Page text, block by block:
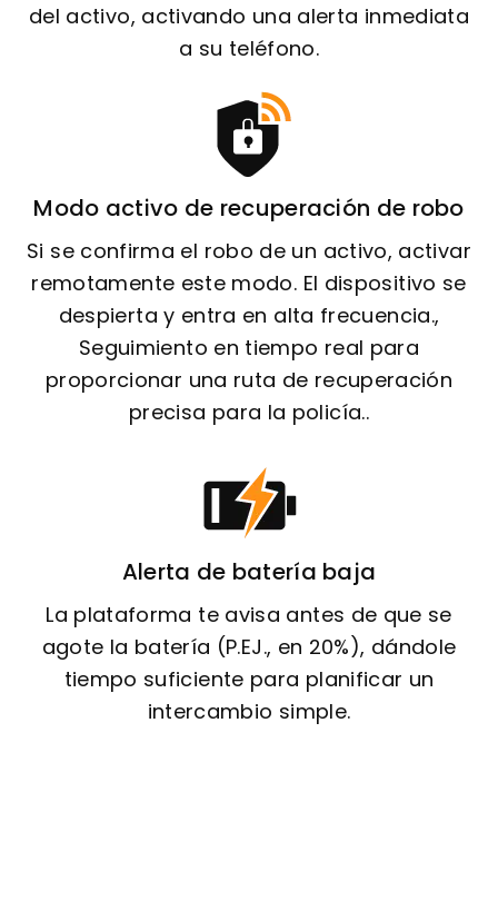
del activo, activando una alerta inmediata
a su teléfono.
Modo activo de recuperación de robo
Si se confirma el robo de un activo, activar
remotamente este modo. El dispositivo se
despierta y entra en alta frecuencia.,
Seguimiento en tiempo real para
proporcionar una ruta de recuperación
precisa para la policía..
Alerta de batería baja
La plataforma te avisa antes de que se
agote la batería (P.EJ., en 20%), dándole
tiempo suficiente para planificar un
intercambio simple.